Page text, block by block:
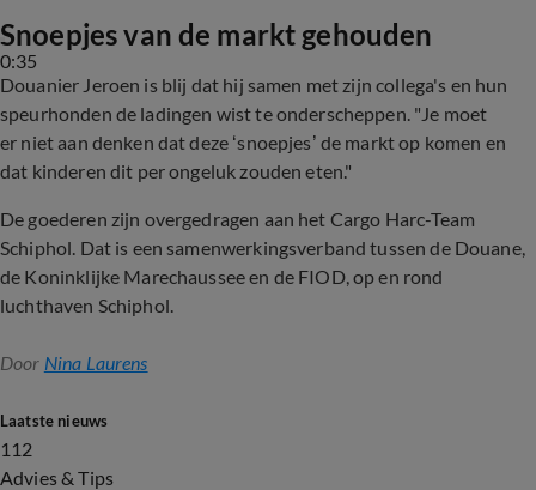
0:35
Snoepjes van de markt gehouden
Douanier Jeroen is blij dat hij samen met zijn collega's en hun
speurhonden de ladingen wist te onderscheppen. "Je moet
er niet aan denken dat deze ‘snoepjes’ de markt op komen en
dat kinderen dit per ongeluk zouden eten."
De goederen zijn overgedragen aan het Cargo Harc-Team
Schiphol. Dat is een samenwerkingsverband tussen de Douane,
de Koninklijke Marechaussee en de FIOD, op en rond
luchthaven Schiphol.
Door Nina Laurens
Laatste nieuws
112
Advies & Tips